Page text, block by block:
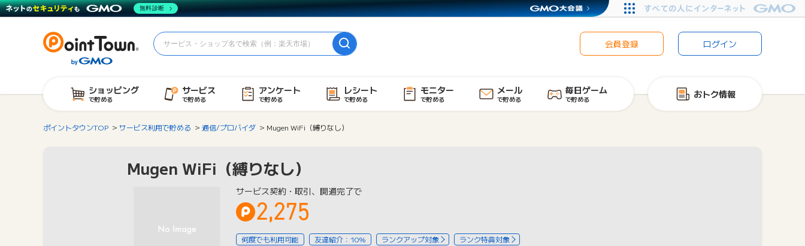
会員登録 ログイン
ショッピング
で貯める
サービス
で貯める
アンケート
で貯める
レシート
で貯める
モニター
で貯める
メール
で貯める
毎日ゲーム
で貯める おトク情報
ポイントタウンTOP サービス利用で貯める 通信/プロバイダ Mugen WiFi（縛りなし）
Mugen WiFi（縛りなし）
サービス契約・取引、開通完了で
2,275
何度でも利用可能 友達紹介：10% ランクアップ対象 ランク特典対象
無料診断